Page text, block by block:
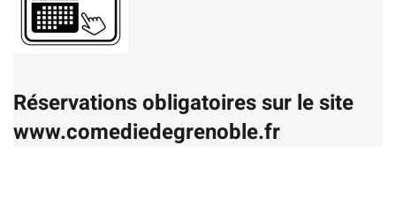
Réservations obligatoires sur le site
www.comediedegrenoble.fr